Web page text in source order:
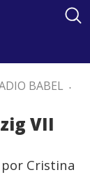
BABEL .
VII
Cristina